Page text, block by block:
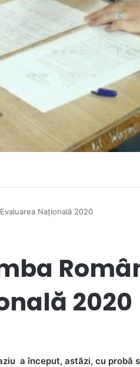
Națională 2020
2020
a început, astăzi, cu probă